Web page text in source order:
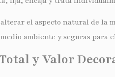
el aspecto natural de la
ambiente y seguras para
y Valor